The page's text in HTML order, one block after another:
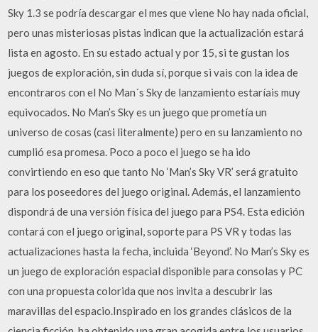
Sky 1.3 se podría descargar el mes que viene No hay nada oficial,
pero unas misteriosas pistas indican que la actualización estará
lista en agosto. En su estado actual y por 15, si te gustan los
juegos de exploración, sin duda sí, porque si vais con la idea de
encontraros con el No Man´s Sky de lanzamiento estaríais muy
equivocados. No Man’s Sky es un juego que prometía un
universo de cosas (casi literalmente) pero en su lanzamiento no
cumplió esa promesa. Poco a poco el juego se ha ido
convirtiendo en eso que tanto No ‘Man’s Sky VR’ será gratuito
para los poseedores del juego original. Además, el lanzamiento
dispondrá de una versión física del juego para PS4. Esta edición
contará con el juego original, soporte para PS VR y todas las
actualizaciones hasta la fecha, incluida ‘Beyond’. No Man’s Sky es
un juego de exploración espacial disponible para consolas y PC
con una propuesta colorida que nos invita a descubrir las
maravillas del espacio.Inspirado en los grandes clásicos de la